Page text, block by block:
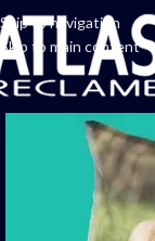
Skip to navigation
Skip to main content